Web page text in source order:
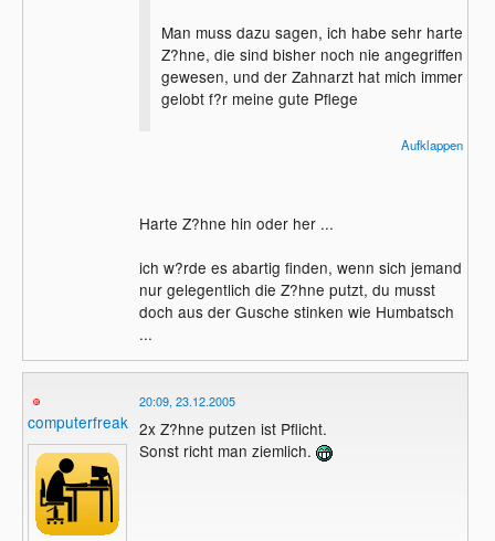
Man muss dazu sagen, ich habe sehr harte
Z?hne, die sind bisher noch nie angegriffen
gewesen, und der Zahnarzt hat mich immer
gelobt f?r meine gute Pflege
Aufklappen
Harte Z?hne hin oder her ...
ich w?rde es abartig finden, wenn sich jemand
nur gelegentlich die Z?hne putzt, du musst
doch aus der Gusche stinken wie Humbatsch
...
computerfreak1
20:09, 23.12.2005
2x Z?hne putzen ist Pflicht.
Sonst richt man ziemlich.